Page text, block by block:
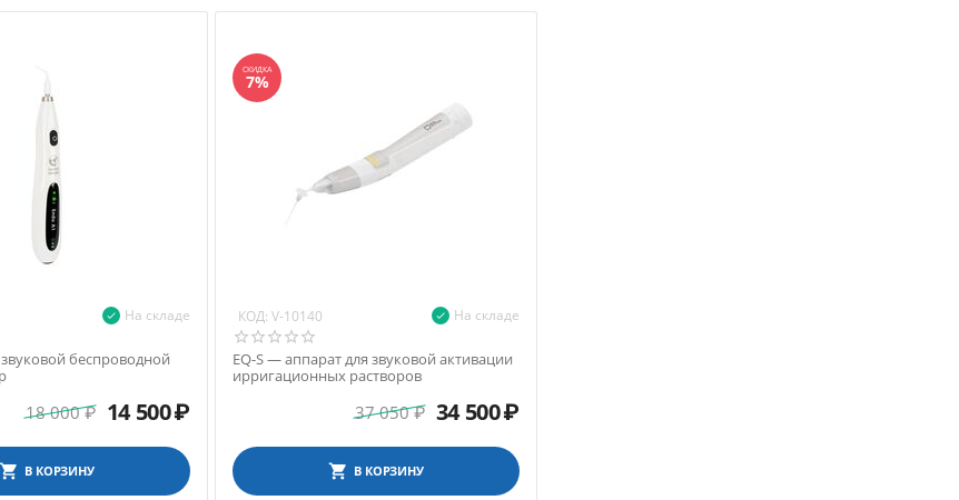
На складе
беспроводной
18 000 ₽ 14 500₽
В КОРЗИНУ
СКИДКА
7%
КОД: V-10140 На складе
EQ-S — аппарат для звуковой активации
ирригационных растворов
37 050 ₽ 34 500₽
В КОРЗИНУ